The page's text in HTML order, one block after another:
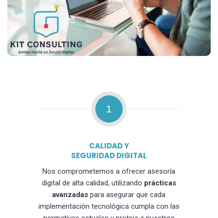
1
CALIDAD Y
SEGURIDAD DIGITAL
Nos comprometemos a ofrecer asesoría
digital de alta calidad, utilizando prácticas
avanzadas para asegurar que cada
implementación tecnológica cumpla con las